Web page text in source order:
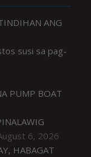
ANG
susi sa pag-
PUMP BOAT
6, 2026
HABAGAT